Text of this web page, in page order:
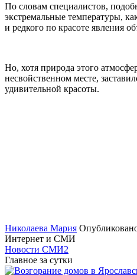
По словам специалистов,
экстремальные температуры,
и редкого по красоте явления
Но, хотя природа этого
несвойственном месте,
удивительной красоты.
Николаева Мария
Интернет и СМИ
Новости СМИ2
Главное за сутки